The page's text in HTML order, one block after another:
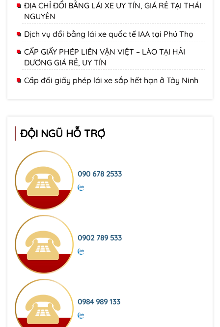
ĐỊA CHỈ ĐỔI BẰNG LÁI XE UY TÍN, GIÁ RẺ TẠI THÁI
NGUYÊN
Dịch vụ đổi bằng lái xe quốc tế IAA tại Phú Thọ
CẤP GIẤY PHÉP LIÊN VẬN VIỆT – LÀO TẠI HẢI
DƯƠNG GIÁ RẺ, UY TÍN
Cấp đổi giấy phép lái xe sắp hết hạn ở Tây Ninh
ĐỘI NGŨ HỖ TRỢ
090 678 2533
0902 789 533
0984 989 133